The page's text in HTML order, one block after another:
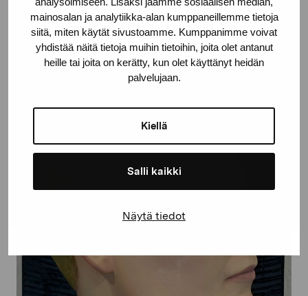
mainosalan ja analytiikka-alan kumppaneillemme tietoja
siitä, miten käytät sivustoamme. Kumppanimme voivat
yhdistää näitä tietoja muihin tietoihin, joita olet antanut
heille tai joita on kerätty, kun olet käyttänyt heidän
palvelujaan.
Kiellä
Salli kaikki
Näytä tiedot
Karl-Johan
Kiljunen Satu, 2013